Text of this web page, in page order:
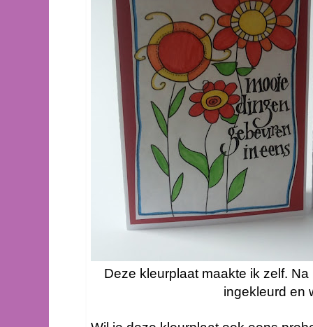
Deze kleurplaat maakte ik zelf.
ingekleurd en